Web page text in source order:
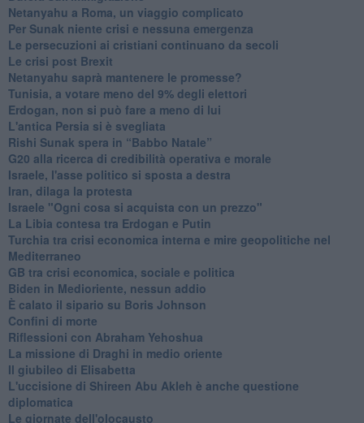
Netanyahu a Roma, un viaggio complicato
Per Sunak niente crisi e nessuna emergenza
Le persecuzioni ai cristiani continuano da secoli
Le crisi post Brexit
Netanyahu saprà mantenere le promesse?
Tunisia, a votare meno del 9% degli elettori
Erdogan, non si può fare a meno di lui
L'antica Persia si è svegliata
Rishi Sunak spera in “Babbo Natale”
G20 alla ricerca di credibilità operativa e morale
Israele, l'asse politico si sposta a destra
Iran, dilaga la protesta
Israele "Ogni cosa si acquista con un prezzo"
La Libia contesa tra Erdogan e Putin
Turchia tra crisi economica interna e mire geopolitiche nel
Mediterraneo
GB tra crisi economica, sociale e politica
Biden in Medioriente, nessun addio
È calato il sipario su Boris Johnson
Confini di morte
Riflessioni con Abraham Yehoshua
La missione di Draghi in medio oriente
Il giubileo di Elisabetta
L'uccisione di Shireen Abu Akleh è anche questione
diplomatica
Le giornate dell'olocausto